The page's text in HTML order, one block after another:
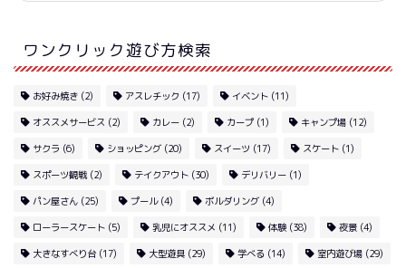
ワンクリック遊び方検索
お好み焼き (2) アスレチック (17) イベント (11)
オススメサービス (2) カレー (2) カープ (1) キャンプ場 (12)
サクラ (6) ショッピング (20) スイーツ (17) スケート (1)
スポーツ観戦(2) テイクアウト (30) デリバリー (1)
パン屋さん (25) プール(4) ボルダリング (4)
ローラースケート (5) 乳児にオススメ (11) 体験 (38) 夜景 (4)
大きなすべり台 (17) 大型遊具 (29) 学べる (14) 室内遊び場 (29)